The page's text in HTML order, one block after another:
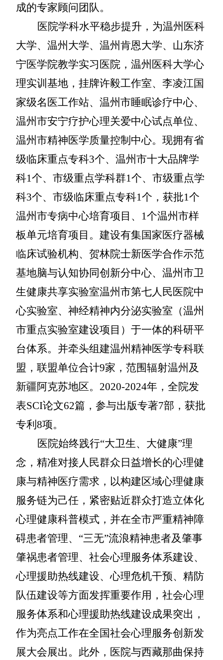
成的专家顾问团队。
医院学科水平稳步提升，为温州医科
大学、温州大学、温州肯恩大学、山东济
宁医学院教学实习医院，温州医科大学心
理实训基地，挂牌许毅工作室、李凌江国
家级名医工作站、温州市睡眠诊疗中心、
温州市安宁疗护心理关爱中心试点单位、
温州市精神医学质量控制中心。现拥有省
级临床重点专科3个、温州市十大品牌学
科1个、市级重点学科群1个、市级重点学
科3个、市级临床重点专科1个，获批1个
温州市专病中心培育项目、1个温州市样
板单元培育项目。建设有集国家医疗器械
临床试验机构、贺林院士新医学合作示范
基地脑与认知协同创新分中心、温州市卫
生健康共享实验室温州市第七人民医院中
心实验室、神经精神内分泌实验室（温州
市重点实验室建设项目）于一体的科研平
台体系。并牵头组建温州精神医学专科联
盟，联盟单位合计9家，范围辐射温州及
新疆阿克苏地区。2020-2024年，全院发
表SCI论文62篇， 参与出版专著7部，获批
专利8项。
医院始终践行“大卫生、大健康”理
念，精准对接人民群众日益增长的心理健
康与精神医疗需求，以构建区域心理健康
服务链为己任，紧密贴近群众打造立体化
心理健康科普模式，并在全市严重精神障
碍患者管理、“三无”流浪精神患者及肇事
肇祸患者管理、社会心理服务体系建设、
心理援助热线建设、心理危机干预、精防
队伍建设等方面发挥重要作用，社会心理
服务体系和心理援助热线建设成果突出，
作为亮点工作在全国社会心理服务创新发
展大会展出。此外，医院与西藏那曲保持